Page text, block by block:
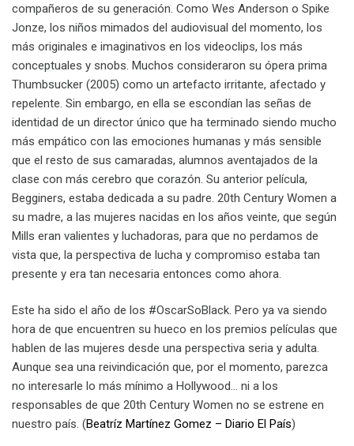
compañeros de su generación. Como Wes Anderson o Spike
Jonze, los niños mimados del audiovisual del momento, los
más originales e imaginativos en los videoclips, los más
conceptuales y snobs. Muchos consideraron su ópera prima
Thumbsucker (2005) como un artefacto irritante, afectado y
repelente. Sin embargo, en ella se escondían las señas de
identidad de un director único que ha terminado siendo mucho
más empático con las emociones humanas y más sensible
que el resto de sus camaradas, alumnos aventajados de la
clase con más cerebro que corazón. Su anterior película,
Begginers, estaba dedicada a su padre. 20th Century Women a
su madre, a las mujeres nacidas en los años veinte, que según
Mills eran valientes y luchadoras, para que no perdamos de
vista que, la perspectiva de lucha y compromiso estaba tan
presente y era tan necesaria entonces como ahora.
Este ha sido el año de los #OscarSoBlack. Pero ya va siendo
hora de que encuentren su hueco en los premios películas que
hablen de las mujeres desde una perspectiva seria y adulta.
Aunque sea una reivindicación que, por el momento, parezca
no interesarle lo más mínimo a Hollywood… ni a los
responsables de que 20th Century Women no se estrene en
nuestro país. (Beatríz Martínez Gomez – Diario El País)